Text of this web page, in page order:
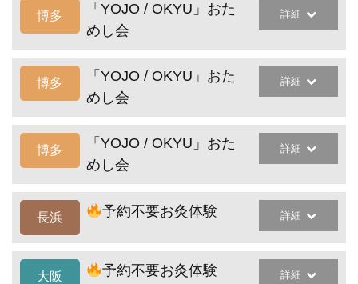
博多
「YOJO / OKYU」おた
めし会
詳細
博多
「YOJO / OKYU」おた
めし会
詳細
博多
「YOJO / OKYU」おた
めし会
詳細
長浜 予約不要お灸体験 詳細
大阪 予約不要お灸体験 詳細